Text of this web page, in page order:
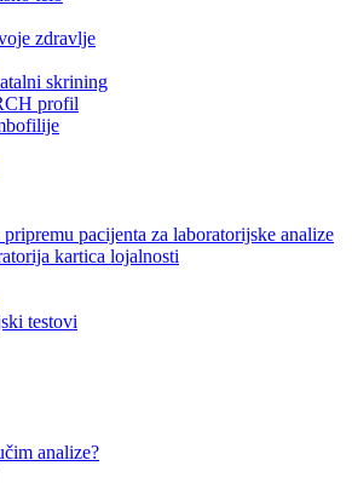
zdravlje
skrining
profil
pacijenta za laboratorijske analize
kartica lojalnosti
testovi
analize?